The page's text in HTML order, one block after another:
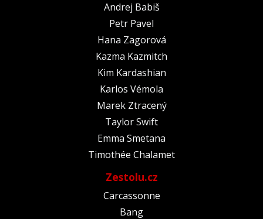
Andrej Babiš
Petr Pavel
Hana Zagorová
Kazma Kazmitch
Kim Kardashian
Karlos Vémola
Marek Ztracený
Taylor Swift
Emma Smetana
Timothée Chalamet
Zestolu.cz
Carcassonne
Bang